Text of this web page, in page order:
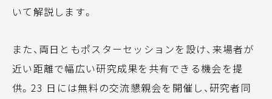
いて解説します。
また、両日ともポスターセッションを設け、来場者が
近い距離で幅広い研究成果を共有できる機会を提
供。23 日には無料の交流懇親会を開催し、研究者同